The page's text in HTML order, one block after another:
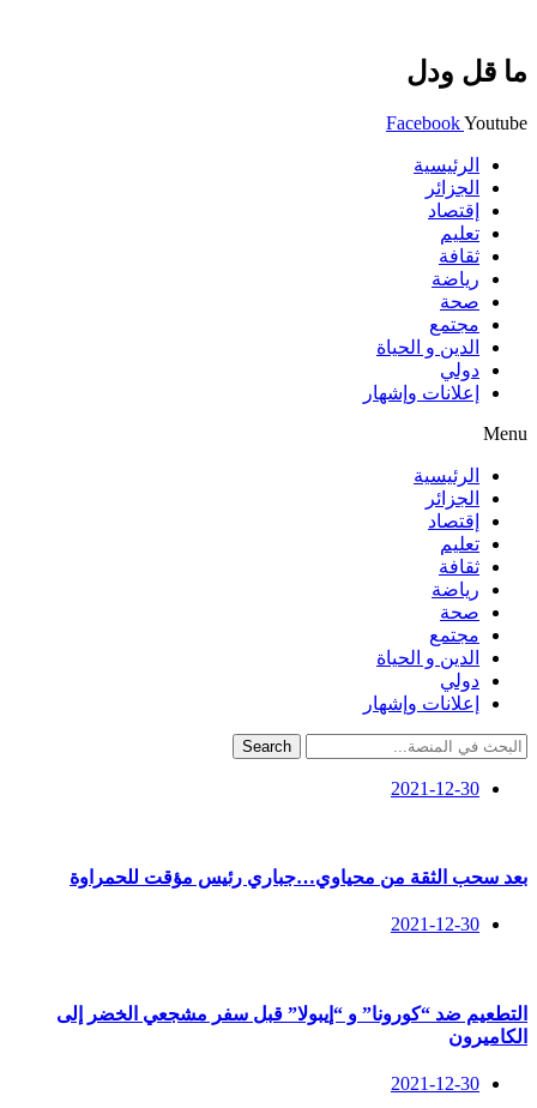
ما قل ودل
FacebookYoutube
الرئيسية
الجزائر
إقتصاد
تعليم
ثقافة
رياضة
صحة
مجتمع
الدين و الحياة
دولي
إعلانات وإشهار
Menu
الرئيسية
الجزائر
إقتصاد
تعليم
ثقافة
رياضة
صحة
مجتمع
الدين و الحياة
دولي
إعلانات وإشهار
Search
2021-12-30
بعد سحب الثقة من محياوي…جباري رئيس مؤقت للحمراوة
2021-12-30
التطعيم ضد “كورونا” و “إيبولا” قبل سفر مشجعي الخضر إلى
الكاميرون
2021-12-30